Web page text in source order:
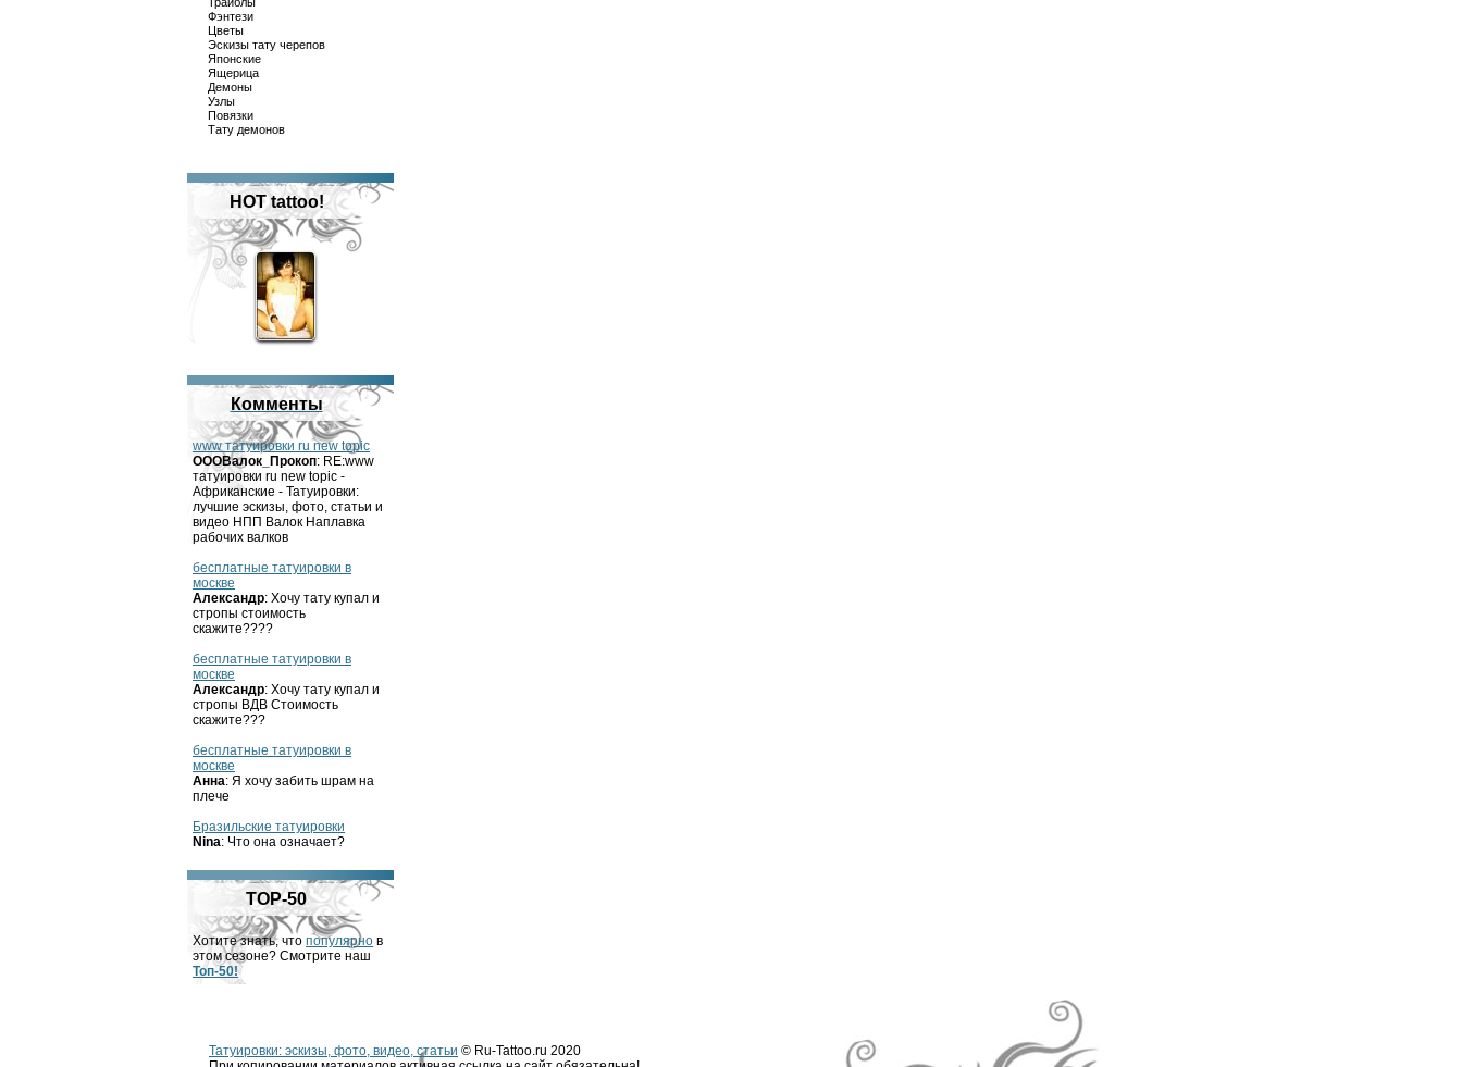
Фэнтези
Цветы
Эскизы тату черепов
Японские
Ящерица
Демоны
Узлы
Повязки
Тату демонов
HOT tattoo!
Комменты
www татуировки ru new topic
OOOВалок_Прокоп: RE:www
татуировки ru new topic -
Африканские - Татуировки:
лучшие эскизы, фото, статьи и
видео НПП Валок Наплавка
рабочих валков
бесплатные татуировки в
москве
Александр: Хочу тату купал и
стропы стоимость
скажите????
бесплатные татуировки в
москве
Александр: Хочу тату купал и
стропы ВДВ Стоимость
скажите???
бесплатные татуировки в
москве
Анна: Я хочу забить шрам на
плече
Бразильские татуировки
Nina: Что она означает?
TOP-50
Хотите знать, что популярно в
этом сезоне? Смотрите наш
Топ-50!
Татуировки: эскизы, фото, видео, статьи © Ru-Tattoo.ru 2020